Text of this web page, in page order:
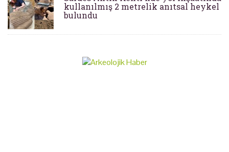
kullanılmış 2 metrelik anıtsal heykel
bulundu